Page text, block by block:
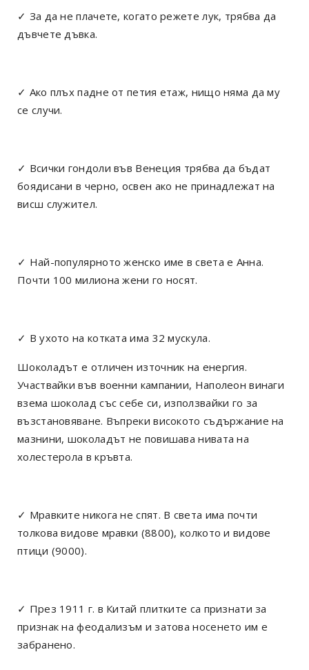
✓ За да не плачете, когато режете лук, трябва да
дъвчете дъвка.
✓ Ако плъх падне от петия етаж, нищо няма да му
се случи.
✓ Всички гондоли във Венеция трябва да бъдат
боядисани в черно, освен ако не принадлежат на
висш служител.
✓ Най-популярното женско име в света е Анна.
Почти 100 милиона жени го носят.
✓ В ухото на котката има 32 мускула.
Шоколадът е отличен източник на енергия.
Участвайки във военни кампании, Наполеон винаги
взема шоколад със себе си, използвайки го за
възстановяване. Въпреки високото съдържание на
мазнини, шоколадът не повишава нивата на
холестерола в кръвта.
✓ Мравките никога не спят. В света има почти
толкова видове мравки (8800), колкото и видове
птици (9000).
✓ През 1911 г. в Китай плитките са признати за
признак на феодализъм и затова носенето им е
забранено.